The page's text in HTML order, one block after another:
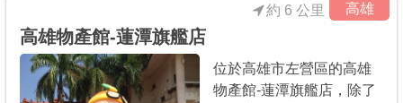
高雄
高雄物產館-蓮潭旗艦店
約 6 公里
位於高雄市左營區的高雄
物產館-蓮潭旗艦店，除了